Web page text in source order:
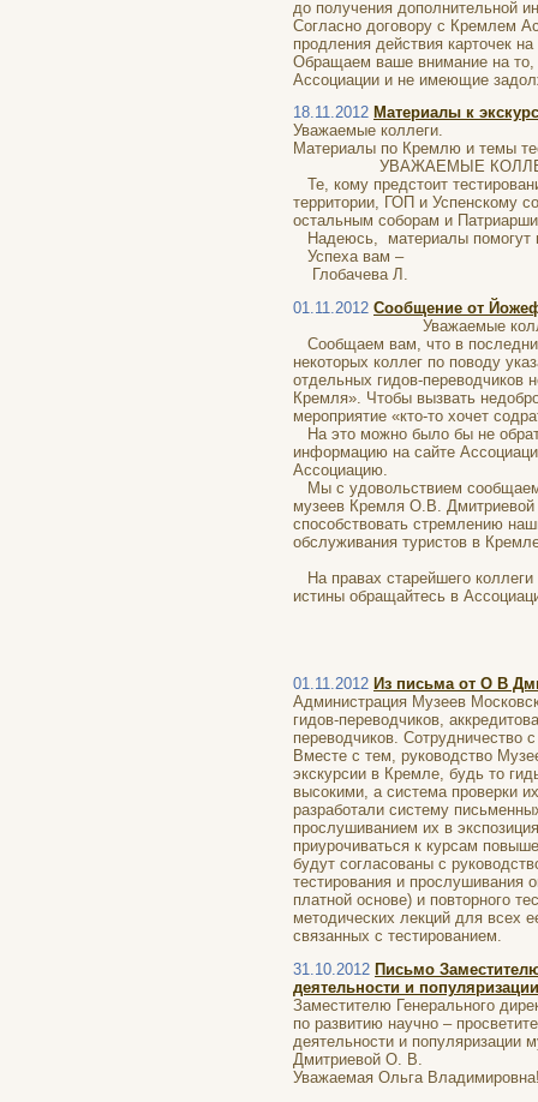
до получения дополнительной
Согласно договору с Кремлем
продления действия карточек на
Обращаем ваше внимание на то,
Ассоциации и не имеющие
18.11.2012 Материалы к
Уважаемые коллеги.
Материалы по Кремлю и темы
УВАЖАЕМЫЕ
Те, кому предстоит
территории, ГОП и Успенскому
остальным соборам и
Надеюсь, материалы помогут
Успеха вам –
01.11.2012 Сообщение от
Уважаемые
Сообщаем вам, что в
некоторых коллег по поводу
отдельных гидов-переводчиков
Кремля». Чтобы вызвать
мероприятие «кто-то хочет
На это можно было бы не
информацию на сайте
Ассоциацию.
Мы с удовольствием сообщаем,
музеев Кремля О.В.
способствовать стремлению
обслуживания туристов в
На правах старейшего
истины обращайтесь в
01.11.2012 Из письма от О В
Администрация Музеев
гидов-переводчиков,
переводчиков. Сотрудничество
Вместе с тем, руководство
экскурсии в Кремле, будь то
высокими, а система проверки
разработали систему
прослушиванием их в
приурочиваться к курсам
будут согласованы с
тестирования и прослушивания
платной основе) и повторного
методических лекций для всех
связанных с тестированием.
31.10.2012 Письмо
деятельности и
Заместителю Генерального
по развитию научно –
деятельности и популяризации
Дмитриевой О. В.
Уважаемая Ольга